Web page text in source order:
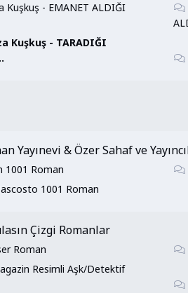
Kuşkuş - EMANET ALDIĞI
Kuşkuş - TARADIĞI
Yayınevi & Özer Sahaf ve
1001 Roman
1001 Roman
Çizgi Romanlar
Roman
Resimli Aşk/Detektif